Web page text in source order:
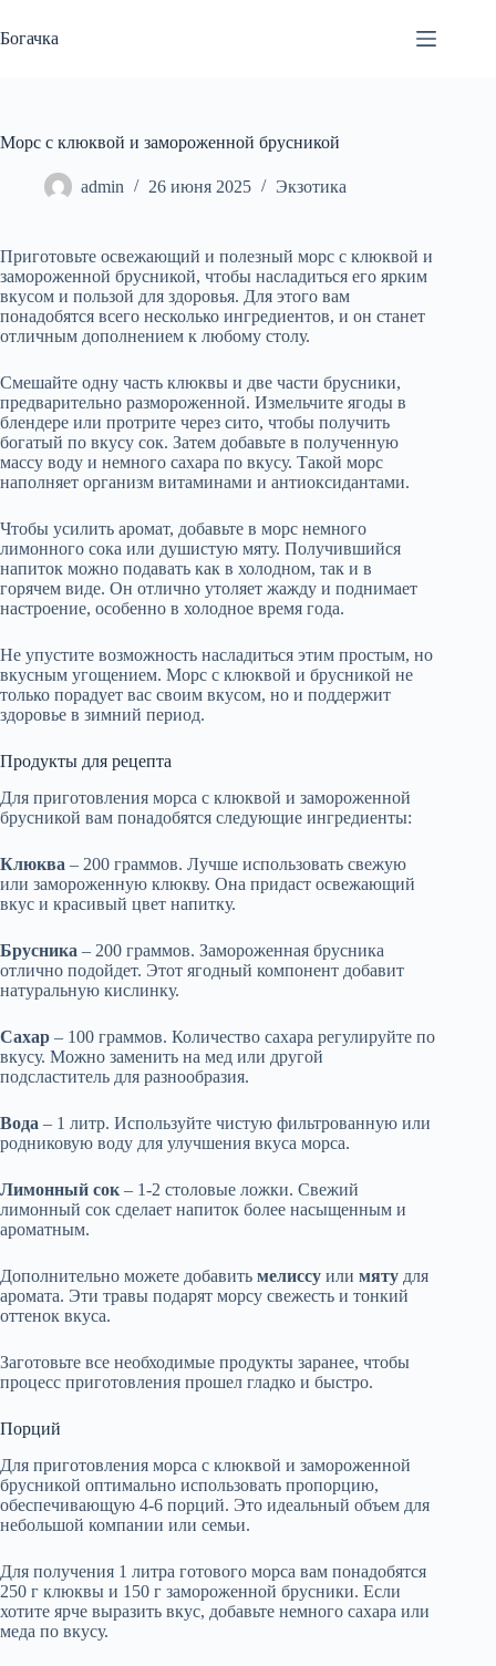
к
сути
Богачка
Морс с клюквой и замороженной брусникой
admin 26 июня 2025 Экзотика
Приготовьте освежающий и полезный морс с клюквой и
замороженной брусникой, чтобы насладиться его ярким
вкусом и пользой для здоровья. Для этого вам
понадобятся всего несколько ингредиентов, и он станет
отличным дополнением к любому столу.
Смешайте одну часть клюквы и две части брусники,
предварительно размороженной. Измельчите ягоды в
блендере или протрите через сито, чтобы получить
богатый по вкусу сок. Затем добавьте в полученную
массу воду и немного сахара по вкусу. Такой морс
наполняет организм витаминами и антиоксидантами.
Чтобы усилить аромат, добавьте в морс немного
лимонного сока или душистую мяту. Получившийся
напиток можно подавать как в холодном, так и в
горячем виде. Он отлично утоляет жажду и поднимает
настроение, особенно в холодное время года.
Не упустите возможность насладиться этим простым, но
вкусным угощением. Морс с клюквой и брусникой не
только порадует вас своим вкусом, но и поддержит
здоровье в зимний период.
Продукты для рецепта
Для приготовления морса с клюквой и замороженной
брусникой вам понадобятся следующие ингредиенты:
Клюква – 200 граммов. Лучше использовать свежую
или замороженную клюкву. Она придаст освежающий
вкус и красивый цвет напитку.
Брусника – 200 граммов. Замороженная брусника
отлично подойдет. Этот ягодный компонент добавит
натуральную кислинку.
Сахар – 100 граммов. Количество сахара регулируйте по
вкусу. Можно заменить на мед или другой
подсластитель для разнообразия.
Вода – 1 литр. Используйте чистую фильтрованную или
родниковую воду для улучшения вкуса морса.
Лимонный сок – 1-2 столовые ложки. Свежий
лимонный сок сделает напиток более насыщенным и
ароматным.
Дополнительно можете добавить мелиссу или мяту для
аромата. Эти травы подарят морсу свежесть и тонкий
оттенок вкуса.
Заготовьте все необходимые продукты заранее, чтобы
процесс приготовления прошел гладко и быстро.
Порций
Для приготовления морса с клюквой и замороженной
брусникой оптимально использовать пропорцию,
обеспечивающую 4-6 порций. Это идеальный объем для
небольшой компании или семьи.
Для получения 1 литра готового морса вам понадобятся
250 г клюквы и 150 г замороженной брусники. Если
хотите ярче выразить вкус, добавьте немного сахара или
меда по вкусу.